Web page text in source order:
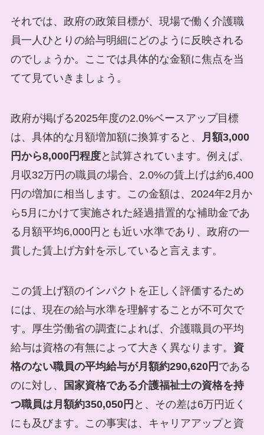
それでは、政府の政策目標が、現場で働く介護職
員一人ひとりの給与明細にどのように反映される
のでしょうか。ここでは具体的な金額に焦点を当
てて見ていきましょう。
政府が掲げる2025年度の2.0%ベースアップ目標
は、具体的な月額増加額に換算すると、
月額3,000
円から8,000円程度と試算されています。例えば、
月収32万円の職員の場合、2.0%の賃上げは約6,400
円の増加に相当します。この金額は、2024年2月か
ら5月にかけて実施された経過措置的な補助金であ
る月額平均6,000円とも近い水準であり、政府の一
貫した賃上げ方針を示していると言えます。
この賃上げ額のインパクトを正しく評価するため
には、現在の給与水準を理解することが不可欠で
す。厚生労働省の調査によれば、介護職員の平均
給与は資格の有無によって大きく異なります。 資
格のない職員の平均給与が月額約290,620円 である
のに対し、
国家資格である介護福祉士の資格を持
つ職員は月額約350,050円 と、その差は6万円近く
にも及びます。この事実は、キャリアアップと資